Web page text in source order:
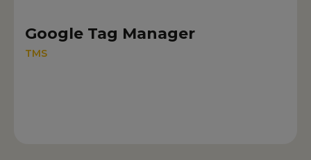
Google Tag Manager
TMS